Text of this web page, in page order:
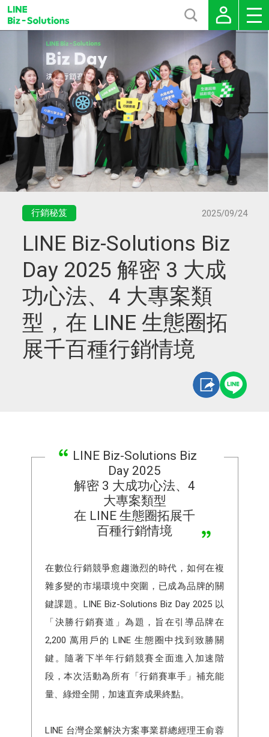
行銷秘笈 2025/09/24
LINE Biz-Solutions Biz
Day 2025 解密 3 大成
功心法、4 大專案類
型，在 LINE 生態圈拓
展千百種行銷情境
LINE Biz-Solutions Biz
Day 2025
解密 3 大成功心法、4
大專案類型
在 LINE 生態圈拓展千
百種行銷情境
在數位行銷競爭愈趨激烈的時代，如何在複
雜多變的市場環境中突圍，已成為品牌的關
鍵課題。LINE Biz-Solutions Biz Day 2025 以
「決勝行銷賽道」為題，旨在引導品牌在
2,200 萬用戶的 LINE 生態圈中找到致勝關
鍵。隨著下半年行銷競賽全面進入加速階
段，本次活動為所有「行銷賽車手」補充能
量、綠燈全開，加速直奔成果終點。
LINE 台灣企業解決方案事業群總經理王俞蓉